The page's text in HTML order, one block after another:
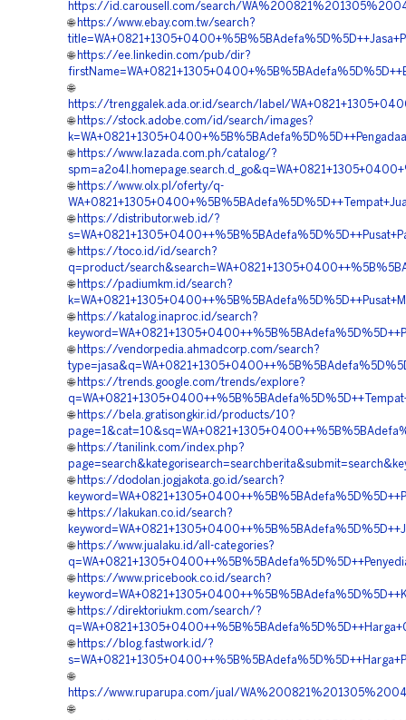
https://id.carousell.com/search/
🌐 https://www.ebay.com.tw/search?
🌐 https://ee.linkedin.com/pub/dir?
🌐
https://trenggalek.ada.or.id/search/label/
🌐 https://stock.adobe.com/id/search/images?
🌐 https://www.lazada.com.ph/catalog/?
🌐 https://www.olx.pl/oferty/q-
🌐 https://distributor.web.id/?
🌐 https://toco.id/id/search?
q=product/
🌐 https://padiumkm.id/search?
🌐 https://katalog.inaproc.id/search?
🌐 https://vendorpedia.ahmadcorp.com/search?
🌐 https://trends.google.com/trends/explore?
🌐 https://bela.gratisongkir.id/products/10?
🌐 https://tanilink.com/index.php?
🌐 https://dodolan.jogjakota.go.id/search?
🌐 https://lakukan.co.id/search?
🌐 https://www.jualaku.id/all-categories?
🌐 https://www.pricebook.co.id/search?
🌐 https://direktoriukm.com/search/?
🌐 https://blog.fastwork.id/?
🌐
https://www.ruparupa.com/jual/
🌐